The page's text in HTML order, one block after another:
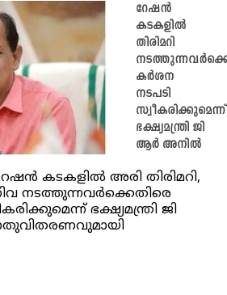
റേഷന്‍
കടകളില്‍
തിരിമറി
കര്‍ശന
നടപടി
സ്വീകരിക്കുമെന്ന്
ഭക്ഷ്യമന്ത്രി ജി
ആര്‍ അനില്‍
കടകളില്‍ അരി തിരിമറി,
നടത്തുന്നവര്‍ക്കെതിരെ
ഭക്ഷ്യമന്ത്രി ജി